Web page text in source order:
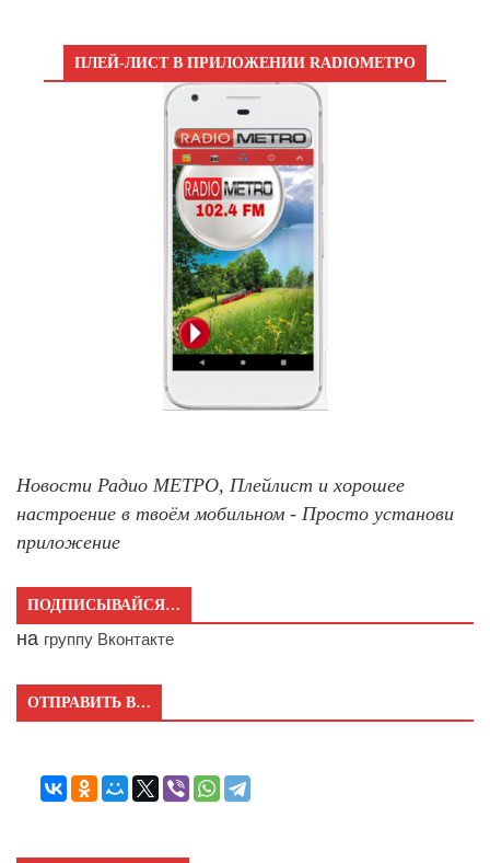
ПЛЕЙ-ЛИСТ В ПРИЛОЖЕНИИ RADIOМЕТРО
Новости Радио МЕТРО, Плейлист и хорошее
настроение в твоём мобильном - Просто установи
приложение
ПОДПИСЫВАЙСЯ…
на группу Вконтакте
ОТПРАВИТЬ В…